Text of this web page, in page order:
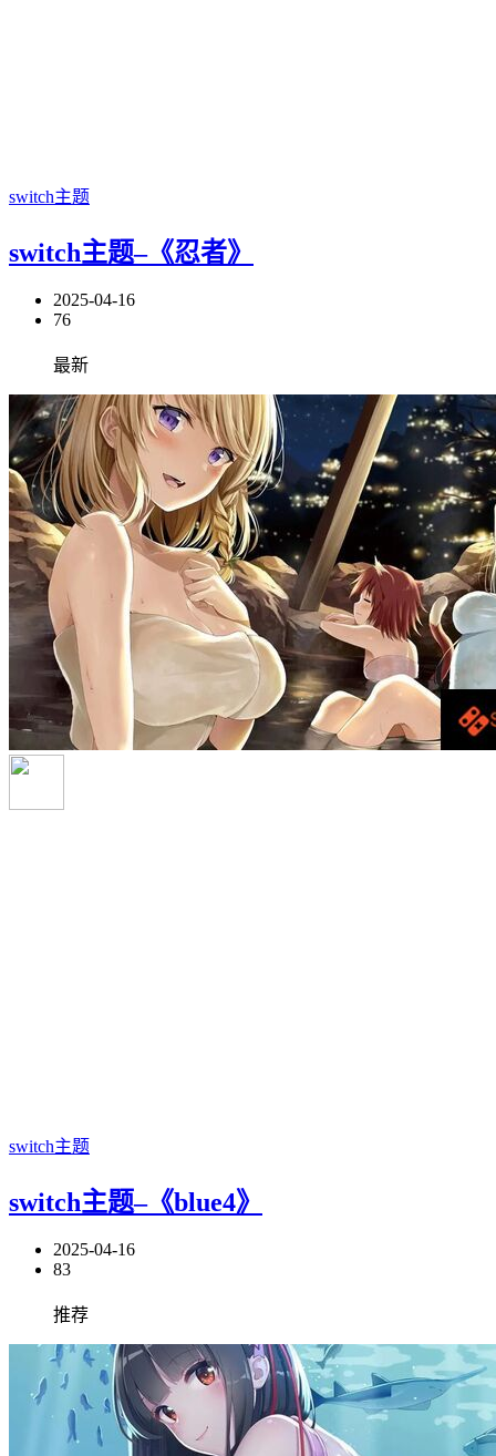
switch主题
switch主题–《忍者》
2025-04-16
76
最新
switch主题
switch主题–《blue4》
2025-04-16
83
推荐